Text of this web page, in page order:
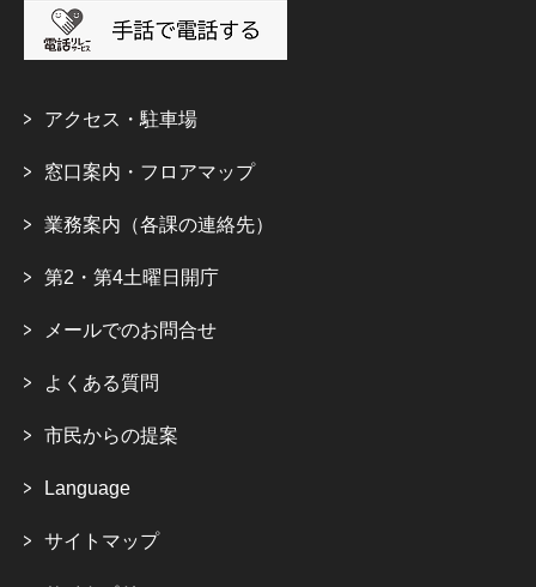
アクセス・駐車場
窓口案内・フロアマップ
業務案内（各課の連絡先）
第2・第4土曜日開庁
メールでのお問合せ
よくある質問
市民からの提案
Language
サイトマップ